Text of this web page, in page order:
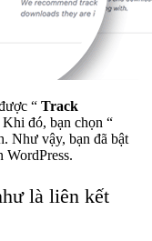
“ Track
Khi đó, bạn chọn “
Như vậy, bạn đã bật
WordPress.
là liên kết